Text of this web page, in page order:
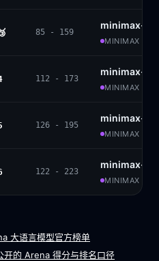
85 - 159
minimax-
MINIMAX ·
112 - 173
minimax-m1
MINIMAX ·
126 - 195
minimax-
MINIMAX ·
122 - 223
minimax-
MINIMAX ·
大语言模型官方榜单
开的 Arena 得分与排名口径